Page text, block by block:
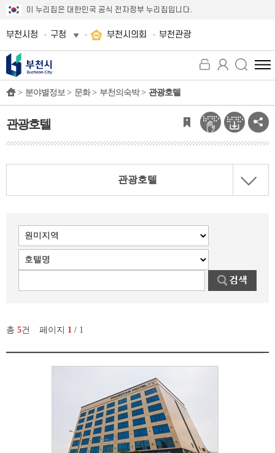
이 누리집은 대한민국 공식 전자정부 누리집입니다.
부천시청 구청 부천시의회 부천관광
전
체
뉴
보
기
> 분야별정보 > 문화 > 부천의숙박 > 관광호텔
관광호텔
관광호텔
총 5건 페이지 1 / 1